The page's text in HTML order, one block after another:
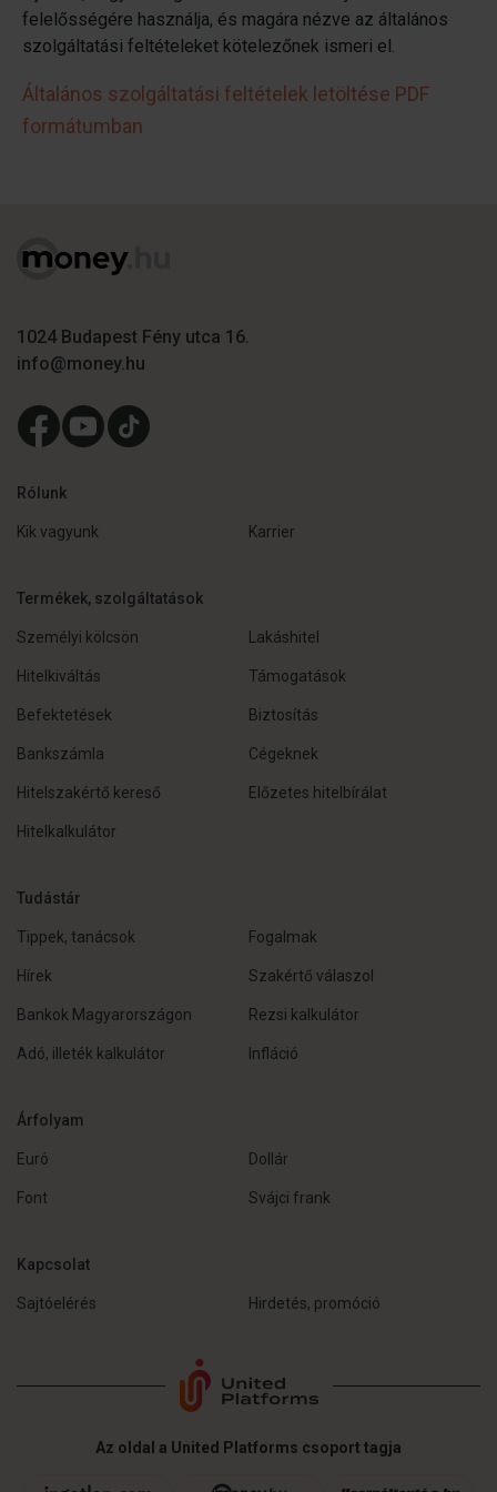
megosztjuk az Ön weboldalhasználatra vonatkozó
adatait, akik kombinálhatják az adatokat más olyan
Ön által használt más szolgáltatásokból gyűjtöttek.
felelősségére használja, és magára nézve az általános
szolgáltatási feltételeket kötelezőnek ismeri el.
Általános szolgáltatási feltételek letöltése PDF
formátumban
1024 Budapest Fény utca 16.
info@money.hu
Rólunk
Kik vagyunk Karrier
Termékek, szolgáltatások
Személyi kölcsön Lakáshitel
Hitelkiváltás Támogatások
Befektetések Biztosítás
Bankszámla Cégeknek
Hitelszakértő kereső Előzetes hitelbírálat
Hitelkalkulátor
Tudástár
Tippek, tanácsok Fogalmak
Hírek Szakértő válaszol
Bankok Magyarországon Rezsi kalkulátor
Adó, illeték kalkulátor Infláció
Árfolyam
Euró Dollár
Font Svájci frank
Kapcsolat
Sajtóelérés Hirdetés, promóció
Az oldal a United Platforms csoport tagja